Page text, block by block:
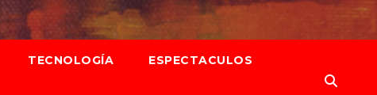
TECNOLOGÍA ESPECTACULOS